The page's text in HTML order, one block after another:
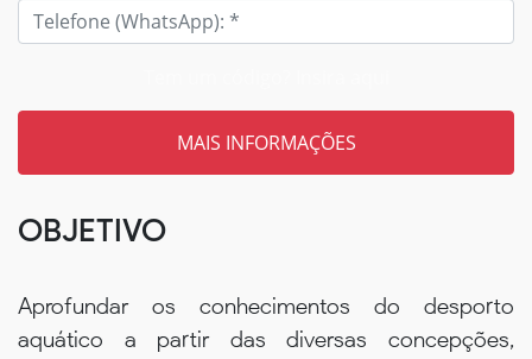
OBJETIVO
Aprofundar os conhecimentos do desporto
aquático a partir das diversas concepções,